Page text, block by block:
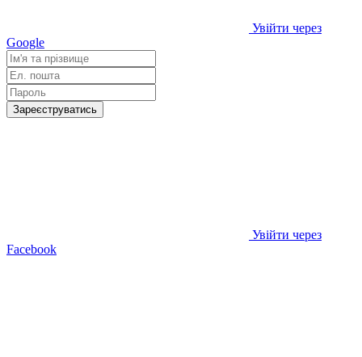
Увійти через
Google
Зареєструватись
Увійти через
Facebook